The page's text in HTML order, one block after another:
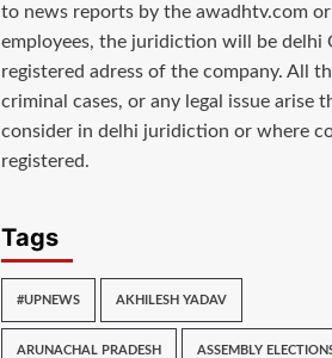
to news reports by the awadhtv.com or
employees, the juridiction will be delhi
registered adress of the company. All
criminal cases, or any legal issue arise
consider in delhi juridiction or where
registered.
Tags
#UPNEWS AKHILESH YADAV
ARUNACHAL PRADESH ASSEMBLY